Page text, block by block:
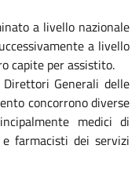
a livello nazionale
a livello
capite per assistito.
Direttori Generali delle
concorrono diverse
medici di
farmacisti dei servizi